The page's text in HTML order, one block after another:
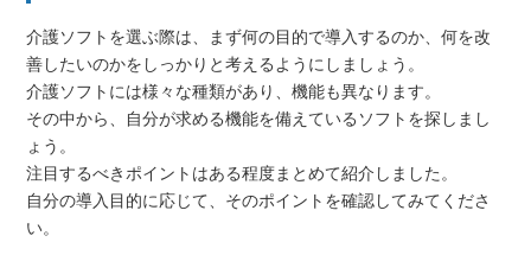
介護ソフトを選ぶ際は、まず何の目的で導入するのか、何を改
善したいのかをしっかりと考えるようにしましょう。
介護ソフトには様々な種類があり、機能も異なります。
その中から、自分が求める機能を備えているソフトを探しまし
ょう。
注目するべきポイントはある程度まとめて紹介しました。
自分の導入目的に応じて、そのポイントを確認してみてくださ
い。